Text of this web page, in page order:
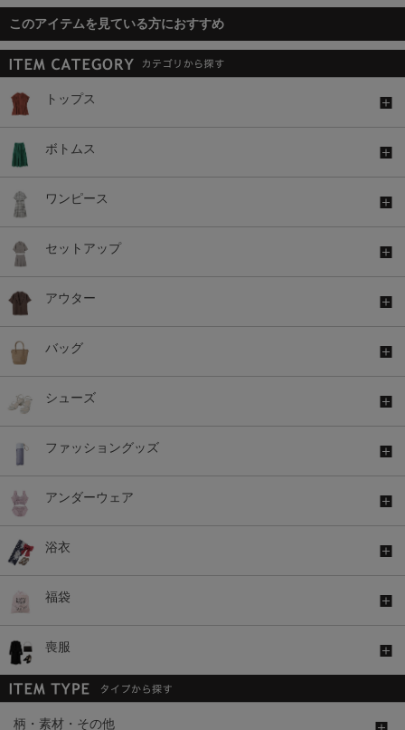
このアイテムを見ている方におすすめ
トップス
ボトムス
ワンピース
セットアップ
アウター
バッグ
シューズ
ファッショングッズ
アンダーウェア
浴衣
福袋
喪服
柄・素材・その他